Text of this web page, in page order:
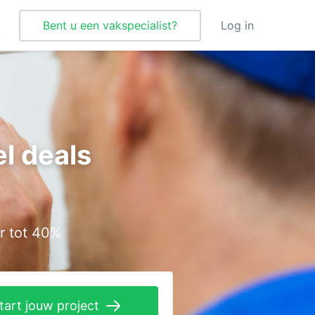
Bent u een vakspecialist? Log in
Vloeren
Vochtbestrijding
deals
tot 40%
jouw project